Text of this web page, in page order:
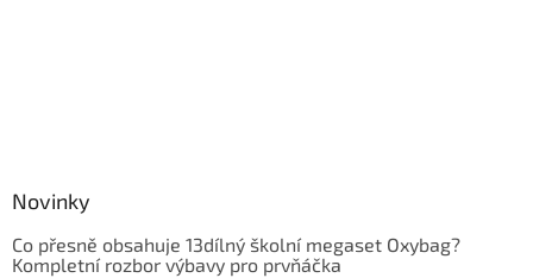
Novinky
Co přesně obsahuje 13dílný školní megaset Oxybag?
Kompletní rozbor výbavy pro prvňáčka